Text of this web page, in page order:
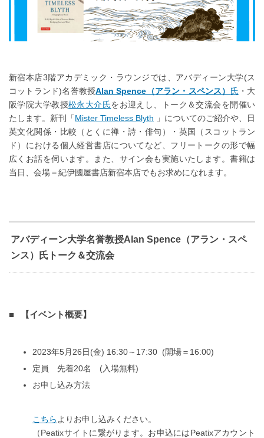
新宿本店3階アカデミック・ラウンジでは、アバディーン大学(ス
コットランド)名誉教授Alan Spence（アラン・スペンス） 氏 ・大
阪学院大学教授松永大介氏をお迎えし、トーク＆交流会を開催い
たします。新刊「Mister Timeless Blyth 」についてのご紹介や、日
英文化関係・比較（とくに禅・詩・俳句）・英国（スコットラン
ド）における個人経営書店についてなど、フリートークの形で幅
広くお話を伺います。また、サイン会も実施いたします。書籍は
当日、会場＝紀伊國屋書店新宿本店でもお求めになれます。
アバディーン大学名誉教授Alan Spence（アラン・スペ
ンス）氏トーク＆交流会
【イベント概要】
2023年5月26日(金) 16:30～17:30 (開場＝16:00)
定員 先着20名 (入場無料)
お申し込み方法
こちら よりお申し込みください。
（Peatixサイトに繋がります。お申込にはPeatixアカウント